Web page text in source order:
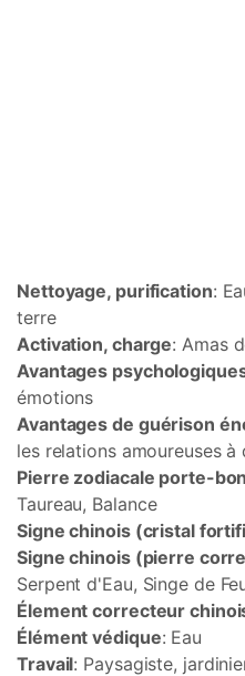
Nettoyage, purification:
terre
Activation, charge: Amas
Avantages
émotions
Avantages de guérison
les relations amoureuses à
Pierre zodiacale porte-
Taureau, Balance
Signe chinois (cristal
Signe chinois (pierre
Serpent d'Eau, Singe de
Élement correcteur
Élément védique: Eau
Travail: Paysagiste,